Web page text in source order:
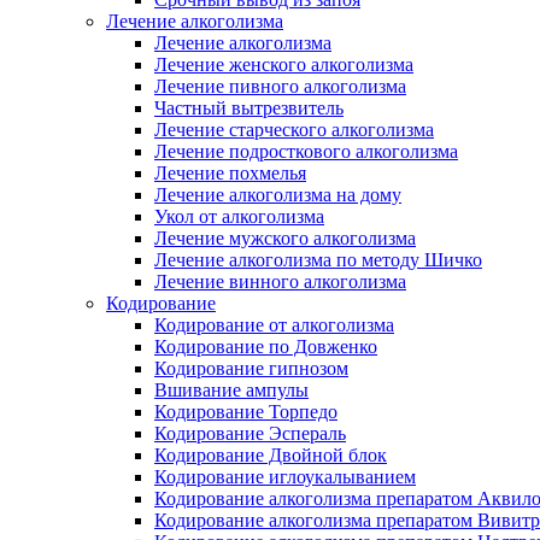
Лечение алкоголизма
Лечение алкоголизма
Лечение женского алкоголизма
Лечение пивного алкоголизма
Частный вытрезвитель
Лечение старческого алкоголизма
Лечение подросткового алкоголизма
Лечение похмелья
Лечение алкоголизма на дому
Укол от алкоголизма
Лечение мужского алкоголизма
Лечение алкоголизма по методу Шичко
Лечение винного алкоголизма
Кодирование
Кодирование от алкоголизма
Кодирование по Довженко
Кодирование гипнозом
Вшивание ампулы
Кодирование Торпедо
Кодирование Эспераль
Кодирование Двойной блок
Кодирование иглоукалыванием
Кодирование алкоголизма препаратом
Кодирование алкоголизма препаратом